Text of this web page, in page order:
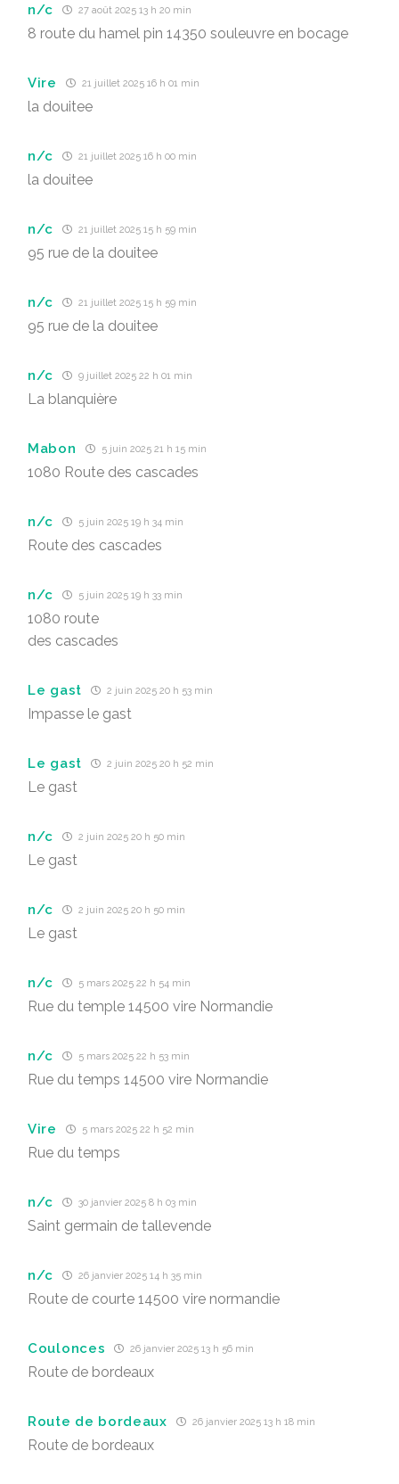
n/c 27 août 2025 13 h 20 min
8 route du hamel pin 14350 souleuvre en bocage
Vire 21 juillet 2025 16 h 01 min
la douitee
n/c 21 juillet 2025 16 h 00 min
la douitee
n/c 21 juillet 2025 15 h 59 min
95 rue de la douitee
n/c 21 juillet 2025 15 h 59 min
95 rue de la douitee
n/c 9 juillet 2025 22 h 01 min
La blanquière
Mabon 5 juin 2025 21 h 15 min
1080 Route des cascades
n/c 5 juin 2025 19 h 34 min
Route des cascades
n/c 5 juin 2025 19 h 33 min
1080 route
des cascades
Le gast 2 juin 2025 20 h 53 min
Impasse le gast
Le gast 2 juin 2025 20 h 52 min
Le gast
n/c 2 juin 2025 20 h 50 min
Le gast
n/c 2 juin 2025 20 h 50 min
Le gast
n/c 5 mars 2025 22 h 54 min
Rue du temple 14500 vire Normandie
n/c 5 mars 2025 22 h 53 min
Rue du temps 14500 vire Normandie
Vire 5 mars 2025 22 h 52 min
Rue du temps
n/c 30 janvier 2025 8 h 03 min
Saint germain de tallevende
n/c 26 janvier 2025 14 h 35 min
Route de courte 14500 vire normandie
Coulonces 26 janvier 2025 13 h 56 min
Route de bordeaux
Route de bordeaux 26 janvier 2025 13 h 18 min
Route de bordeaux